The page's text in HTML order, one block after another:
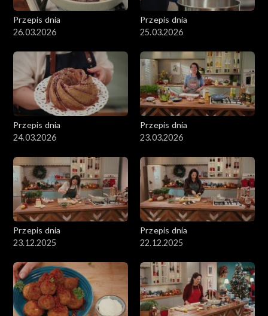
Przepis dnia
26.03.2026
Przepis dnia
25.03.2026
Przepis dnia
24.03.2026
Przepis dnia
23.03.2026
Przepis dnia
23.12.2025
Przepis dnia
22.12.2025